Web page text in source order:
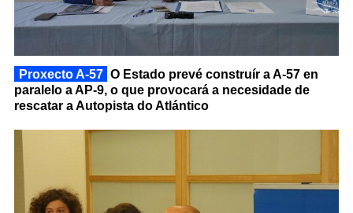
Proxecto A-57 O Estado prevé construír a A-57 en
paralelo a AP-9, o que provocará a necesidade de
rescatar a Autopista do Atlántico